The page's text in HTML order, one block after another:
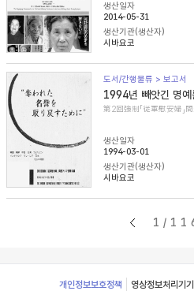
생산일자
2014-05-31
생산기관(생산자)
시바요코
도서/간행물류 > 보고서
1994년 빼앗긴 명예
第2回強制「従軍慰安婦」
생산일자
1994-03-01
생산기관(생산자)
시바요코
1/
Footer
개인정보보호정책 영상정보처리기기